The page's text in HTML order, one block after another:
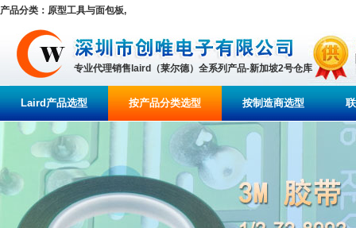
产品分类：原型工具与面包板,
专业代理销售laird（莱尔德）全系列产品-新加坡2号仓库
Laird产品选型 按产品分类选型 按制造商选型